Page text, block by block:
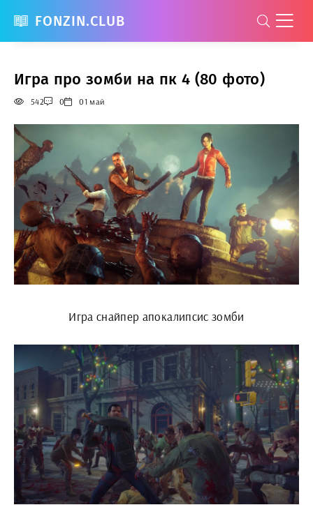
FONZIN.CLUB
Игра про зомби на пк 4 (80 фото)
542 0 01 май
Игра снайпер апокалипсис зомби